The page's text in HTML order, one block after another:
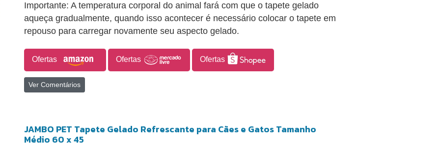
Importante: A temperatura corporal do animal fará com que o tapete gelado
aqueça gradualmente, quando isso acontecer é necessário colocar o tapete em
repouso para carregar novamente seu aspecto gelado.
Ofertas Ofertas Ofertas
Ver Comentários
JAMBO PET Tapete Gelado Refrescante para Cães e Gatos Tamanho
Médio 60 x 45